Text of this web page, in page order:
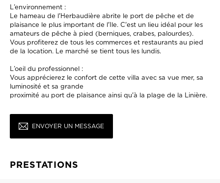
L’environnement :
Le hameau de l'Herbaudière abrite le port de pêche et de
plaisance le plus important de l'Ile. C'est un lieu idéal pour les
amateurs de pêche à pied (berniques, crabes, palourdes).
Vous profiterez de tous les commerces et restaurants au pied
de la location. Le marché se tient tous les lundis.
L’oeil du professionnel :
Vous apprécierez le confort de cette villa avec sa vue mer, sa
luminosité et sa grande
proximité au port de plaisance ainsi qu'à la plage de la Linière.
ENVOYER UN MESSAGE
PRESTATIONS